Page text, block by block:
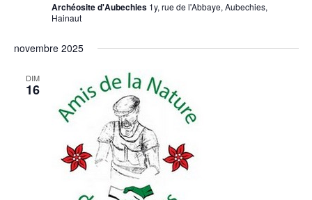
Archéosite d'Aubechies 1y, rue de l'Abbaye, Aubechies,
Hainaut
novembre 2025
DIM
16